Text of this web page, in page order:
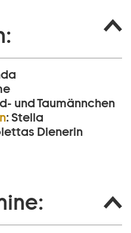
und Taumännchen
: Stella
Dienerin